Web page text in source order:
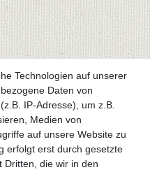
Technologien auf unserer
Daten von
IP-Adresse), um z.B.
Medien von
auf unsere Website zu
erfolgt erst durch gesetzte
Dritten, die wir in den